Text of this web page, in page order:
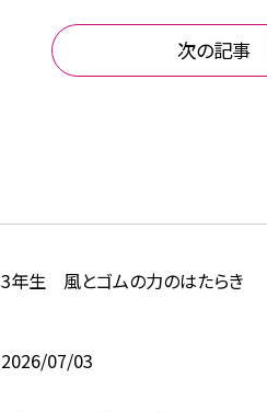
次の記事
3年生 風とゴムの力のはたらき
2026/07/03